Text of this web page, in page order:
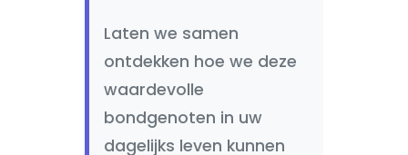
Laten we samen
ontdekken hoe we deze
waardevolle
bondgenoten in uw
dagelijks leven kunnen